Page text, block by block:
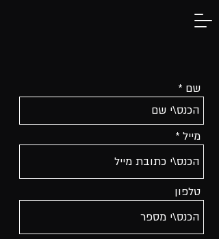
שם
מייל
טלפון